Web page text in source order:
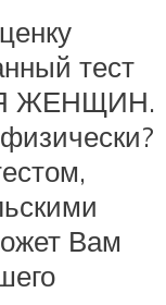
тест
ЖЕНЩИН.
Вам